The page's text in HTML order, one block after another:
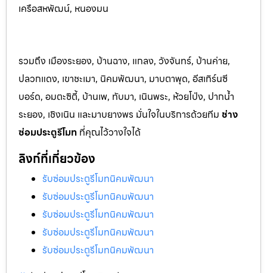
เครือสหพัฒน์, หนองมน
รวมถึง เมืองระยอง, บ้านฉาง, แกลง, วังจันทร์, บ้านค่าย,
ปลวกแดง, เขาชะเมา, นิคมพัฒนา, มาบตาพุด, อีสเทิร์นซี
บอร์ด, อมตะซิตี้, บ้านเพ, ทับมา, เนินพระ, ห้วยโป่ง, ปากน้ำ
ระยอง, เชิงเนิน และมาบยางพร มั่นใจในบริการด้วยทีม ช่าง
ซ่อมประตูรีโมท ที่คุณไว้วางใจได้
ลิงก์ที่เกี่ยวข้อง
รับซ่อมประตูรีโมทนิคมพัฒนา
รับซ่อมประตูรีโมทนิคมพัฒนา
รับซ่อมประตูรีโมทนิคมพัฒนา
รับซ่อมประตูรีโมทนิคมพัฒนา
รับซ่อมประตูรีโมทนิคมพัฒนา